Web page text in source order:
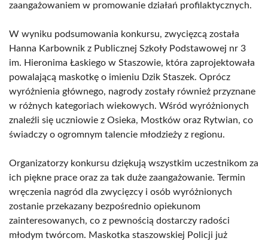
zaangażowaniem w promowanie działań profilaktycznych.
W wyniku podsumowania konkursu, zwycięzcą została
Hanna Karbownik z Publicznej Szkoły Podstawowej nr 3
im. Hieronima Łaskiego w Staszowie, która zaprojektowała
powalającą maskotkę o imieniu Dzik Staszek. Oprócz
wyróżnienia głównego, nagrody zostały również przyznane
w różnych kategoriach wiekowych. Wśród wyróżnionych
znaleźli się uczniowie z Osieka, Mostków oraz Rytwian, co
świadczy o ogromnym talencie młodzieży z regionu.
Organizatorzy konkursu dziękują wszystkim uczestnikom za
ich piękne prace oraz za tak duże zaangażowanie. Termin
wręczenia nagród dla zwycięzcy i osób wyróżnionych
zostanie przekazany bezpośrednio opiekunom
zainteresowanych, co z pewnością dostarczy radości
młodym twórcom. Maskotka staszowskiej Policji już